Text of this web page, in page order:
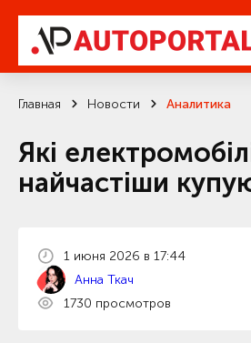
Главная Новости Аналитика
Які
найчастіши
1 июня 2026 в 17:44
Анна Ткач
1730 просмотров